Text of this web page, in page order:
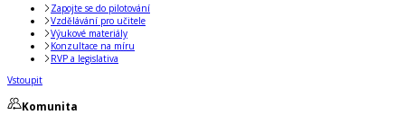
Zapojte se do pilotování
Vzdělávání pro učitele
Výukové materiály
Konzultace na míru
RVP a legislativa
Vstoupit
Komunita